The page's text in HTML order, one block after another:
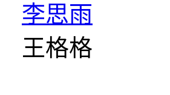
李思雨
格格